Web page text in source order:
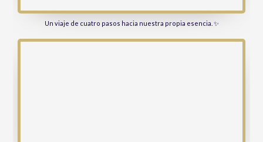
Un viaje de cuatro pasos hacia nuestra propia esencia. ✨